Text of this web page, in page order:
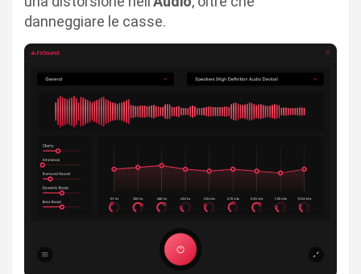
danneggiare le casse.